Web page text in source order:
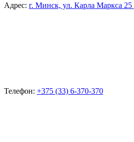
Адрес: г. Минск, ул. Карла Маркса 25
Телефон: +375 (33) 6-370-370